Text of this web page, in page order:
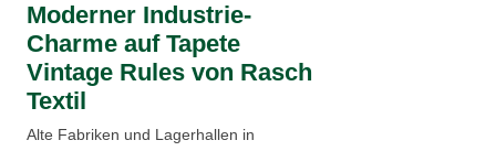
Moderner Industrie-
Charme auf Tapete
Vintage Rules von Rasch
Textil
Alte Fabriken und Lagerhallen in